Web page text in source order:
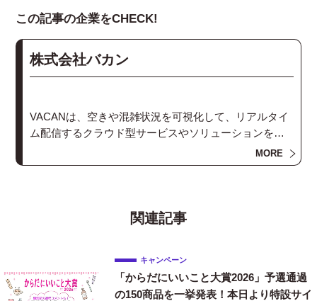
この記事の企業をCHECK!
株式会社バカン
VACANは、空きや混雑状況を可視化して、リアルタイ
ム配信するクラウド型サービスやソリューションを提
供しています。レストラン・ラーメン店などの飲食店
や商業施設、公共の施設など、あらゆる場所の混雑状
ら、VACANにお任せ。
MORE
関連記事
キャンペーン
「からだにいいこと大賞2026」予選通過
の150商品を一挙発表！本日より特設サイ